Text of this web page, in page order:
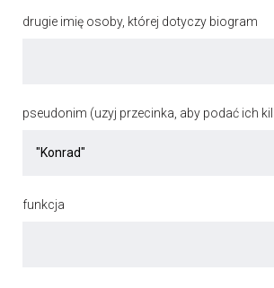
drugie imię osoby, której dotyczy biogram
pseudonim (uzyj przecinka, aby podać ich
funkcja